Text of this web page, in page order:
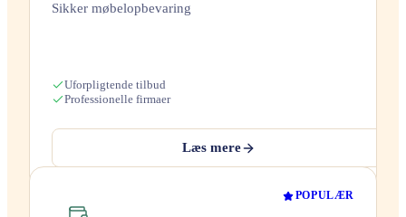
Sikker møbelopbevaring
Uforpligtende tilbud
Professionelle firmaer
Læs mere
POPULÆR